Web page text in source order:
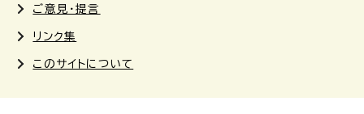
ご意見・提言
リンク集
このサイトについて